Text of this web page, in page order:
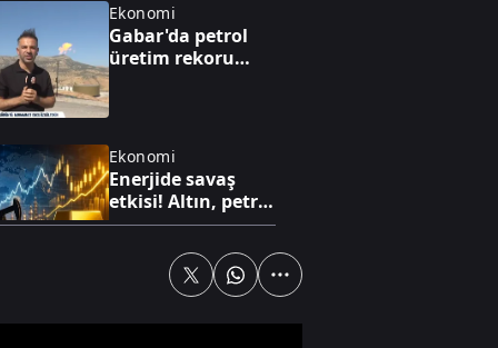
Ekonomi
Gabar'da petrol
üretim rekoru
Ekonomi
Enerjide savaş
etkisi! Altın, petrol
ve faiz dengesi
şekilleniyor
Çelik: "Üçüncü göz